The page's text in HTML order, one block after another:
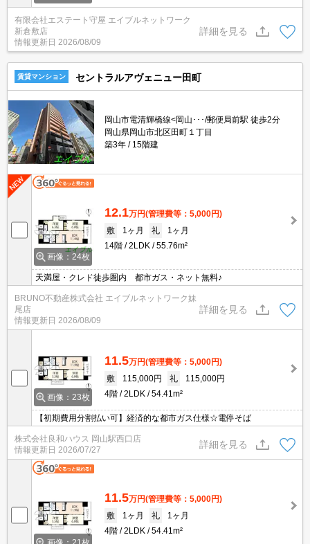
有限会社エステート守屋 エイブルネットワーク
新倉敷店
情報更新日 2026/08/09
詳細を見る
賃貸マンション セントラルアヴェニュー田町
岡山市電清輝橋線<岡山･･･/郵便局前駅 徒歩2分
岡山県岡山市北区田町１丁目
築3年
15階建
画像：24枚
12.1万円(管理費等：5,000円)
敷
1ヶ月 礼
1ヶ月
14階
2LDK 55.76m²
天満屋・クレド徒歩圏内 都市ガス・ネット無料♪
BRUNO不動産株式会社 エイブルネットワーク妹
尾店
情報更新日 2026/08/09
詳細を見る
画像：23枚
11.5万円(管理費等：5,000円)
敷
115,000円 礼
115,000円
4階
2LDK 54.41m²
【初期費用分割払い可】経済的な都市ガス仕様☆電停そば
株式会社良和ハウス 岡山駅西口店
情報更新日 2026/07/27
詳細を見る
11.5万円(管理費等：5,000円)
敷
1ヶ月 礼
1ヶ月
4階
2LDK 54.41m²